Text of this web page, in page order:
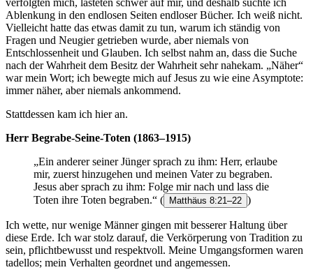
verfolgten mich, lasteten schwer auf mir, und deshalb suchte ich
Ablenkung in den endlosen Seiten endloser Bücher. Ich weiß nicht.
Vielleicht hatte das etwas damit zu tun, warum ich ständig von
Fragen und Neugier getrieben wurde, aber niemals von
Entschlossenheit und Glauben. Ich selbst nahm an, dass die Suche
nach der Wahrheit dem Besitz der Wahrheit sehr nahekam. „Näher“
war mein Wort; ich bewegte mich auf Jesus zu wie eine Asymptote:
immer näher, aber niemals ankommend.
Stattdessen kam ich hier an.
Herr Begrabe-Seine-Toten (1863–1915)
„Ein anderer seiner Jünger sprach zu ihm: Herr, erlaube
mir, zuerst hinzugehen und meinen Vater zu begraben.
Jesus aber sprach zu ihm: Folge mir nach und lass die
Toten ihre Toten begraben.“ ( Matthäus 8:21–22 )
Ich wette, nur wenige Männer gingen mit besserer Haltung über
diese Erde. Ich war stolz darauf, die Verkörperung von Tradition zu
sein, pflichtbewusst und respektvoll. Meine Umgangsformen waren
tadellos; mein Verhalten geordnet und angemessen.